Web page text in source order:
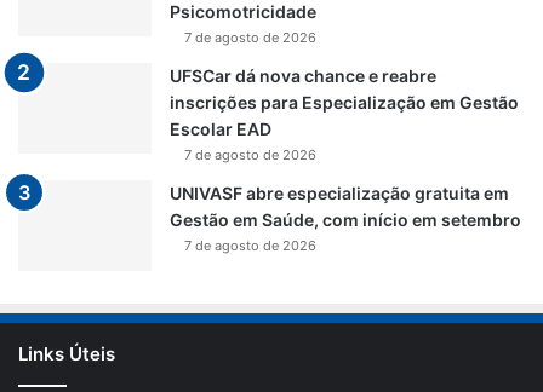
Psicomotricidade
7 de agosto de 2026
UFSCar dá nova chance e reabre
inscrições para Especialização em Gestão
Escolar EAD
7 de agosto de 2026
UNIVASF abre especialização gratuita em
Gestão em Saúde, com início em setembro
7 de agosto de 2026
Links Úteis